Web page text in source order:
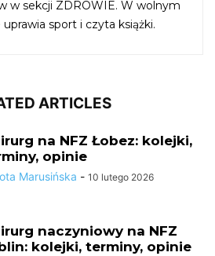
w sekcji ZDROWIE. W wolnym
sport i czyta książki.
ARTICLES
na NFZ Łobez: kolejki,
opinie
Marusińska - 10 lutego 2026
naczyniowy na NFZ
kolejki, terminy, opinie